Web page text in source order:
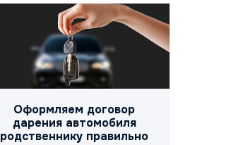
Оформляем договор
дарения автомобиля
родственнику правильно